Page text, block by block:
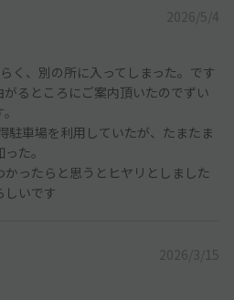
2026/5/4
く、別の所に入ってしまった。です
るところにご案内頂いたのでずい
車場を利用していたが、たまたま
た。
ったらと思うとヒヤリとしました
しいです
2026/3/15